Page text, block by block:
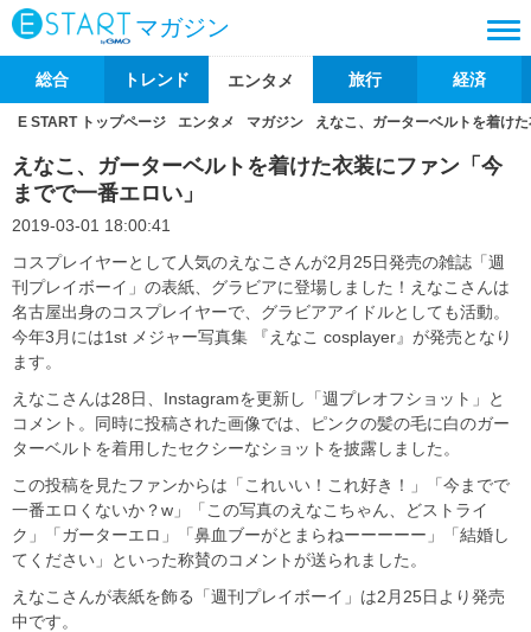
マガジン
総合 トレンド エンタメ 旅行 経済
E START トップページ エンタメ マガジン えなこ、ガーターベルトを着け
えなこ、ガーターベルトを着けた衣装にファン「今
までで一番エロい」
2019-03-01 18:00:41
コスプレイヤーとして人気のえなこさんが2月25日発売の雑誌「週
刊プレイボーイ」の表紙、グラビアに登場しました！えなこさんは
名古屋出身のコスプレイヤーで、グラビアアイドルとしても活動。
今年3月には1st メジャー写真集 『えなこ cosplayer』が発売となり
ます。
えなこさんは28日、Instagramを更新し「週プレオフショット」と
コメント。同時に投稿された画像では、ピンクの髪の毛に白のガー
ターベルトを着用したセクシーなショットを披露しました。
この投稿を見たファンからは「これいい！これ好き！」「今までで
一番エロくないか？w」「この写真のえなこちゃん、どストライ
ク」「ガーターエロ」「鼻血ブーがとまらねーーーーー」「結婚し
てください」といった称賛のコメントが送られました。
えなこさんが表紙を飾る「週刊プレイボーイ」は2月25日より発売
中です。